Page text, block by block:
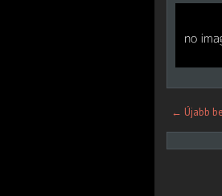
← Újabb